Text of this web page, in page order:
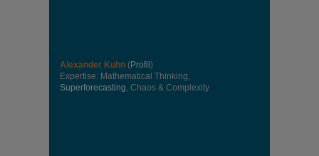
Alexander Kuhn (Profil )
Expertise: Mathematical Thinking,
Superforecasting, Chaos & Complexity